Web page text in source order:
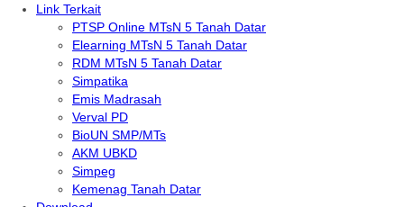
Link Terkait
PTSP Online MTsN 5 Tanah Datar
Elearning MTsN 5 Tanah Datar
RDM MTsN 5 Tanah Datar
Simpatika
Emis Madrasah
Verval PD
BioUN SMP/MTs
AKM UBKD
Simpeg
Kemenag Tanah Datar